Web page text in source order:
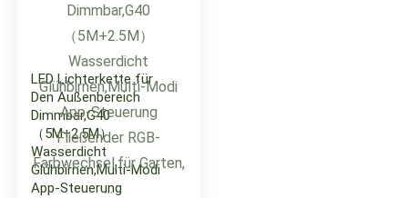
LED Lichterkette für
Den Außenbereich
Dimmbar,G40
（5M+2.5M）
Wasserdicht
Glühbirnen,Multi-Modi
App-Steuerung